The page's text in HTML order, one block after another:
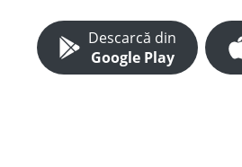
Descarcă din
Google Play